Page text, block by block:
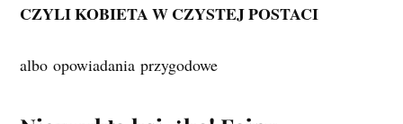
CZYLI KOBIETA W CZYSTEJ POSTACI
albo opowiadania przygodowe